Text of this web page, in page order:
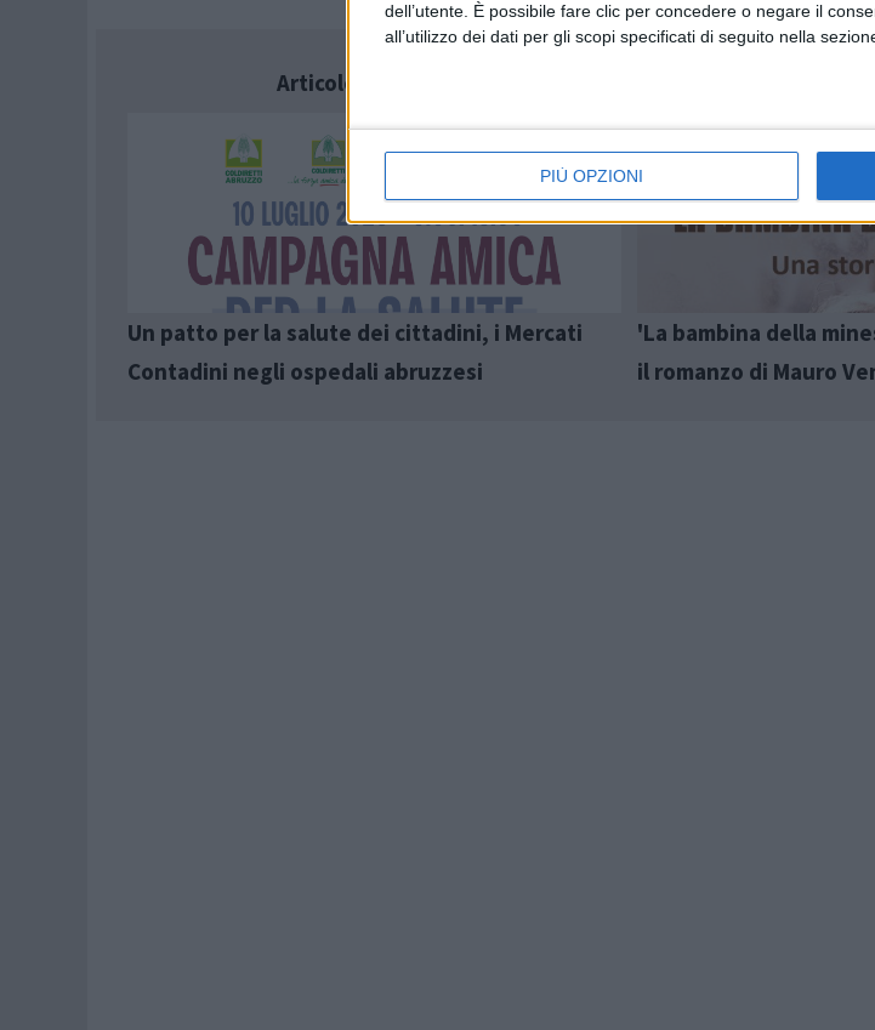
dell’utente. È possibile fare clic per concedere o negare il
all’utilizzo dei dati per gli scopi specificati di seguito nella
PIÙ OPZIONI
Articolo successivo
Un patto per la salute dei cittadini, i Mercati
Contadini negli ospedali abruzzesi
'La bambina della
il romanzo di Mauro